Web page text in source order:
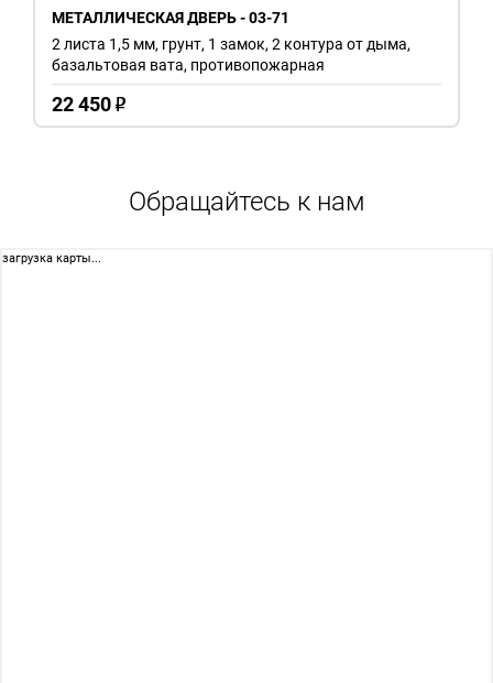
МЕТАЛЛИЧЕСКАЯ ДВЕРЬ - 03-71
22 450 o
2 листа 1,5 мм, грунт, 1 замок, 2 контура от дыма,
базальтовая вата, противопожарная
Обращайтесь к нам
загрузка карты...